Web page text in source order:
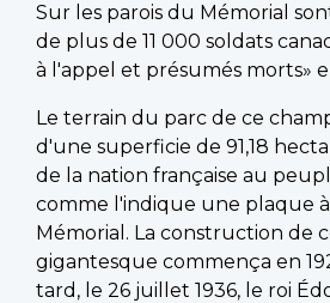
Sur les parois du Mémorial
de plus de 11 000 soldats
à l'appel et présumés morts»
Le terrain du parc de ce
d'une superficie de 91,18
de la nation française au
comme l'indique une plaque
Mémorial. La construction de
gigantesque commença en
tard, le 26 juillet 1936, le roi